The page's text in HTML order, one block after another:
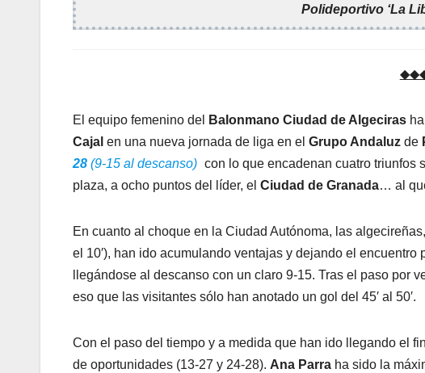
Polideportivo ‘La
El equipo femenino del Balonmano Ciudad de Algeciras
Cajal en una nueva jornada de liga en el Grupo Andaluz de
28 (9-15 al descanso) con lo que encadenan cuatro triunfos
plaza, a ocho puntos del líder, el Ciudad de Granada… al
En cuanto al choque en la Ciudad Autónoma, las
el 10′), han ido acumulando ventajas y dejando el
llegándose al descanso con un claro 9-15. Tras el paso por
eso que las visitantes sólo han anotado un gol del 45′ al 50′.
Con el paso del tiempo y a medida que han ido llegando el
de oportunidades (13-27 y 24-28). Ana Parra ha sido la